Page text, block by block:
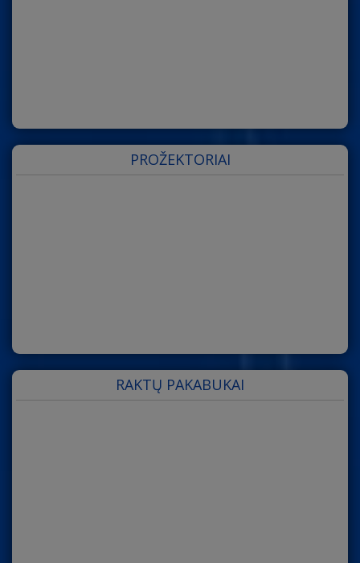
PROŽEKTORIAI
RAKTŲ PAKABUKAI